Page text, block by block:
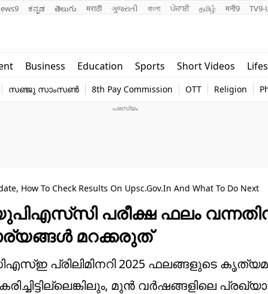
ಕನ್ನಡ తెలుగు मराठी ગુજરાતી বাংলা ਪੰਜਾਬੀ தமிழ் मनी9 TV9-
Business Education Sports Short Videos
world
Web Story
സഞ്ജു സാംസൺ 8th Pay Commission OTT Religion
How To Check Results On Upsc.gov.in And What To Do Next
യുപിഎസ്‌സി പരീക്ഷ ഫലം
മറക്കരുത്
സി‌എസ്‌ഇ പ്രിലിമിനറി 2025 ഫലങ്ങളുടെ
മുൻ വർഷങ്ങളിലെ